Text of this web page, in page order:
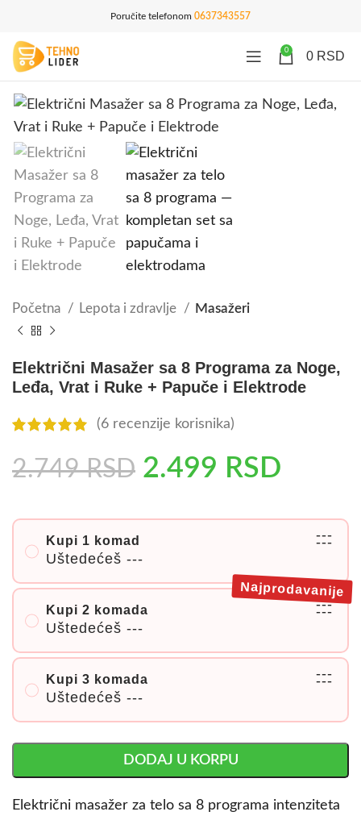
Poručite telefonom 0637343557
0 0 RSD
Početna Lepota i zdravlje Masažeri
Električni Masažer sa 8 Programa za Noge,
Leđa, Vrat i Ruke + Papuče i Elektrode
(6 recenzije korisnika)
2.749RSD 2.499 RSD
Kupi 1 komad
Uštedećeš ---
---
---
Kupi 2 komada
Uštedećeš ---
---
---
Najprodavanije
Kupi 3 komada
Uštedećeš ---
---
---
DODAJ U KORPU
Električni masažer za telo sa 8 programa intenziteta